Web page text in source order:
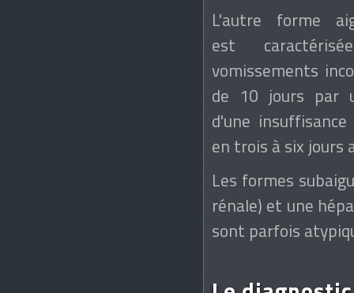
L'autre forme
est
vomissements
de 10 jours par
d'une
en trois à six jours
Les formes
rénale) et une
sont parfois